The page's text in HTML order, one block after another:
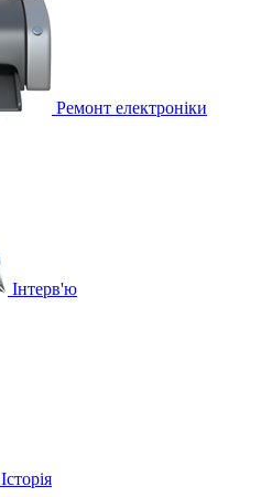
Ремонт електроніки
Інтерв'ю
Історія